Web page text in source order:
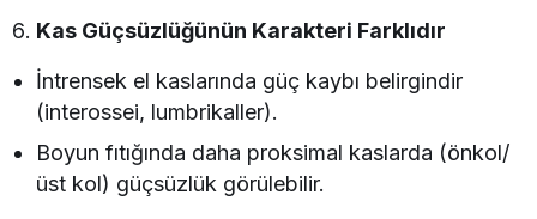
Kas Güçsüzlüğünün Karakteri Farklıdır
İntrensek el kaslarında güç kaybı belirgindir
(interossei, lumbrikaller).
Boyun fıtığında daha proksimal kaslarda (önkol/
üst kol) güçsüzlük görülebilir.